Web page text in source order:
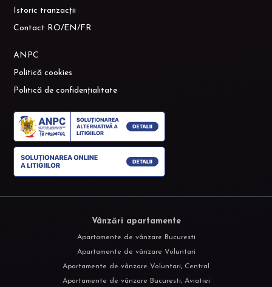
Istoric tranzacții
Contact RO/EN/FR
ANPC
Politică cookies
Politică de confidențialitate
Vânzări apartamente
Apartamente de vânzare Bucuresti
Apartamente de vânzare Voluntari
Apartamente de vânzare Voluntari, Central
Apartamente de vânzare Bucuresti, Aviatiei